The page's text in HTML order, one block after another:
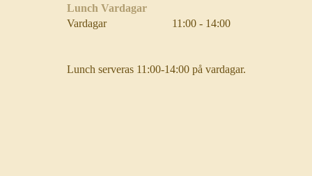
Lunch Vardagar
Vardagar
11:00 - 14:00
Lunch serveras 11:00-14:00 på vardagar.